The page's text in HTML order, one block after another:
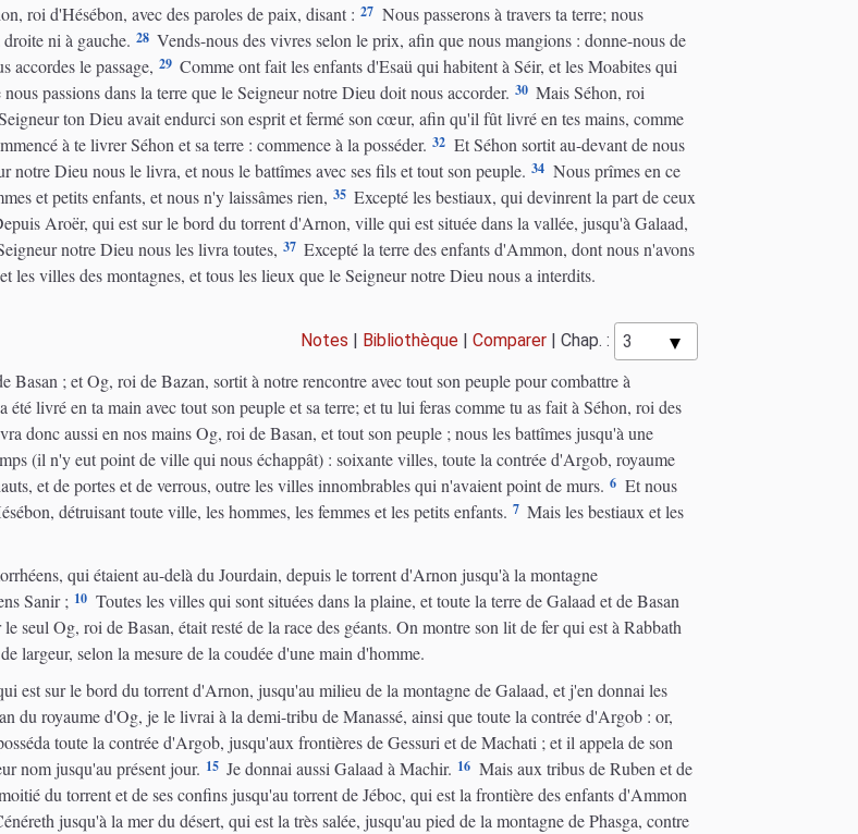
roi d'Hésébon, avec des paroles de paix, disant : 27 Nous passerons à travers ta terre; nous
ni à gauche. 28 Vends-nous des vivres selon le prix, afin que nous mangions : donne-nous de
accordes le passage, 29 Comme ont fait les enfants d'Esaü qui habitent à Séir, et les Moabites qui
passions dans la terre que le Seigneur notre Dieu doit nous accorder. 30 Mais Séhon, roi
ton Dieu avait endurci son esprit et fermé son cœur, afin qu'il fût livré en tes mains, comme
à te livrer Séhon et sa terre : commence à la posséder. 32 Et Séhon sortit au-devant de nous
notre Dieu nous le livra, et nous le battîmes avec ses fils et tout son peuple. 34 Nous prîmes en ce
et petits enfants, et nous n'y laissâmes rien, 35 Excepté les bestiaux, qui devinrent la part de ceux
Aroër, qui est sur le bord du torrent d'Arnon, ville qui est située dans la vallée, jusqu'à Galaad,
notre Dieu nous les livra toutes, 37 Excepté la terre des enfants d'Ammon, dont nous n'avons
les villes des montagnes, et tous les lieux que le Seigneur notre Dieu nous a interdits.
Notes Bibliothèque Comparer Chap. :
Basan ; et Og, roi de Bazan, sortit à notre rencontre avec tout son peuple pour combattre à
livré en ta main avec tout son peuple et sa terre; et tu lui feras comme tu as fait à Séhon, roi des
donc aussi en nos mains Og, roi de Basan, et tout son peuple ; nous les battîmes jusqu'à une
(il n'y eut point de ville qui nous échappât) : soixante villes, toute la contrée d'Argob, royaume
et de portes et de verrous, outre les villes innombrables qui n'avaient point de murs. 6 Et nous
détruisant toute ville, les hommes, les femmes et les petits enfants. 7 Mais les bestiaux et les
qui étaient au-delà du Jourdain, depuis le torrent d'Arnon jusqu'à la montagne
Sanir ; 10 Toutes les villes qui sont situées dans la plaine, et toute la terre de Galaad et de Basan
le seul Og, roi de Basan, était resté de la race des géants. On montre son lit de fer qui est à Rabbath
largeur, selon la mesure de la coudée d'une main d'homme.
est sur le bord du torrent d'Arnon, jusqu'au milieu de la montagne de Galaad, et j'en donnai les
du royaume d'Og, je le livrai à la demi-tribu de Manassé, ainsi que toute la contrée d'Argob : or,
toute la contrée d'Argob, jusqu'aux frontières de Gessuri et de Machati ; et il appela de son
nom jusqu'au présent jour. 15 Je donnai aussi Galaad à Machir. 16 Mais aux tribus de Ruben et de
du torrent et de ses confins jusqu'au torrent de Jéboc, qui est la frontière des enfants d'Ammon
jusqu'à la mer du désert, qui est la très salée, jusqu'au pied de la montagne de Phasga, contre